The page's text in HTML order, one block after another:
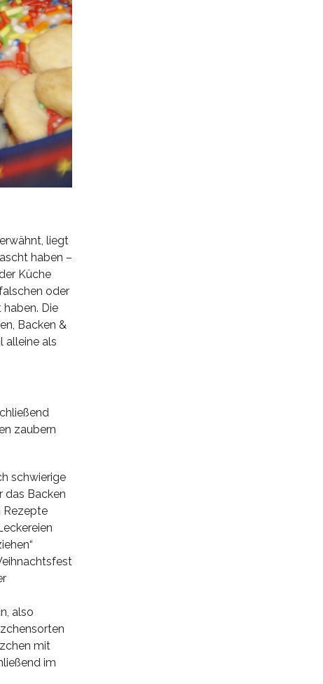
liegt
haben –
Küche
oder
Die
Backen &
alleine als
zaubern
schwierige
das Backen
Rezepte
also
mit
im